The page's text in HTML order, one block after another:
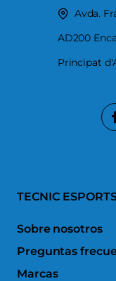
Avda.
AD200
Principat
TECNIC
Sobre nosotros
Preguntas
Marcas